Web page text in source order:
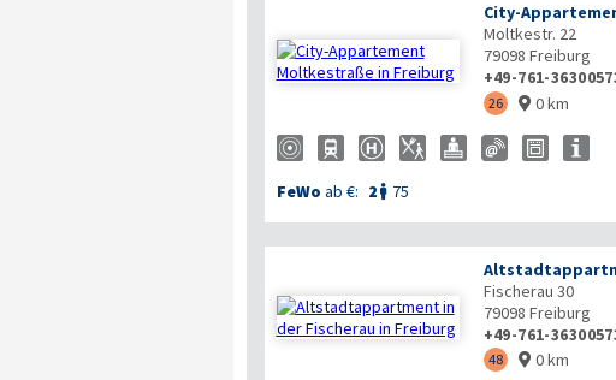
City-
Moltkestr. 22
79098 Freiburg
+49-761-
26  0 km
FeWo ab €: 2  75
Fischerau 30
79098 Freiburg
+49-761-
48  0 km